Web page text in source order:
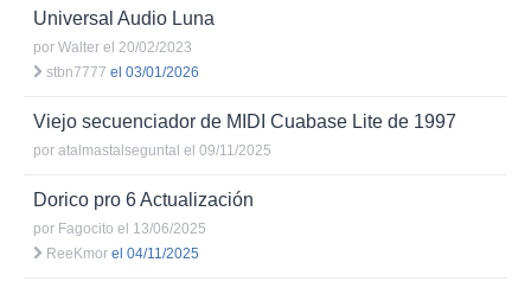
Universal Audio Luna
por Walter el 20/02/2023
stbn7777 el 03/01/2026
Viejo secuenciador de MIDI Cuabase Lite de 1997
por atalmastalseguntal el 09/11/2025
Dorico pro 6 Actualización
por Fagocito el 13/06/2025
ReeKmor el 04/11/2025